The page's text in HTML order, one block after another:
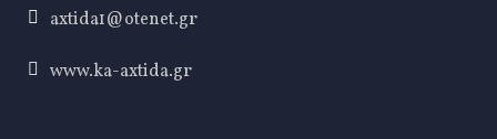
axtida1@otenet.gr
www.ka-axtida.gr